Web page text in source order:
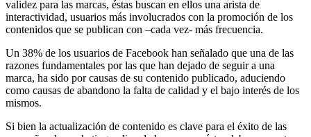
validez para las marcas, éstas buscan en ellos una arista de
interactividad, usuarios más involucrados con la promoción de los
contenidos que se publican con –cada vez- más frecuencia.
Un 38% de los usuarios de Facebook han señalado que una de las
razones fundamentales por las que han dejado de seguir a una
marca, ha sido por causas de su contenido publicado, aduciendo
como causas de abandono la falta de calidad y el bajo interés de los
mismos.
Si bien la actualización de contenido es clave para el éxito de las